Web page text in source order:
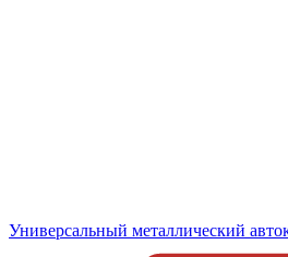
Универсальный металлический